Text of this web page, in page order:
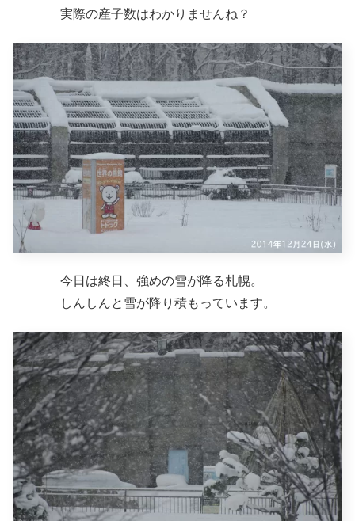
実際の産子数はわかりませんね？
今日は終日、強めの雪が降る札幌。
しんしんと雪が降り積もっています。